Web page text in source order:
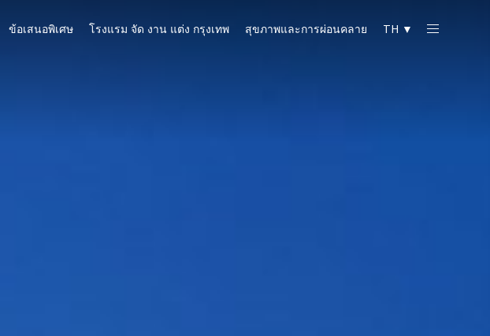
ข้อเสนอพิเศษ โรงแรม จัด งาน แต่ง กรุงเทพ สุขภาพและการผ่อนคลาย TH ▼